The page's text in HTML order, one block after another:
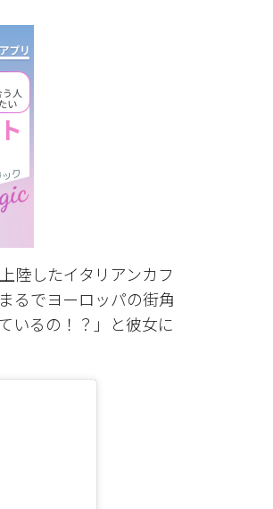
陸したイタリアンカフ
るでヨーロッパの街角
いるの！？」と彼女に